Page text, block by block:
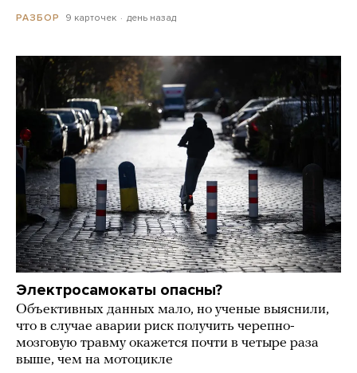
РАЗБОР 9 карточек день назад
Электросамокаты опасны?
Объективных данных мало, но ученые выяснили,
что в случае аварии риск получить черепно-
мозговую травму окажется почти в четыре раза
выше, чем на мотоцикле